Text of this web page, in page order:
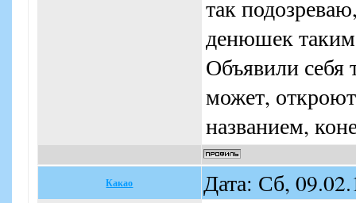
так
денюшек таким
Объявили себя
может,
названием,
Какао Дата: Сб,